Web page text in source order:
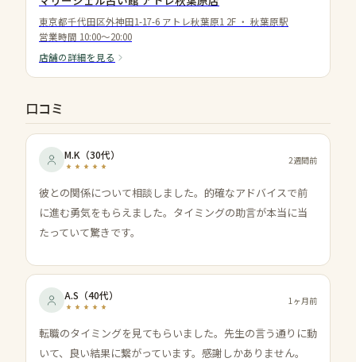
東京都千代田区外神田1-17-6 アトレ秋葉原1 2F ・ 秋葉原駅
営業時間 10:00〜20:00
店舗の詳細を見る
口コミ
M.K （30代） 2週間前
彼との関係について相談しました。的確なアドバイスで前
に進む勇気をもらえました。タイミングの助言が本当に当
たっていて驚きです。
A.S （40代） 1ヶ月前
転職のタイミングを見てもらいました。先生の言う通りに動
いて、良い結果に繋がっています。感謝しかありません。